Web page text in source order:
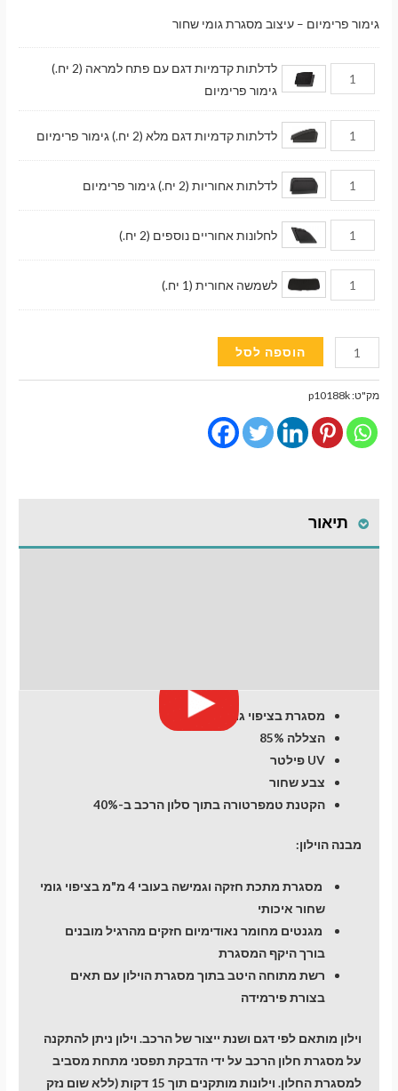
גימור פרימיום – עיצוב מסגרת גומי שחור
לדלתות קדמיות דגם עם פתח למראה (2 יח.)
גימור פרימיום
לדלתות קדמיות דגם מלא (2 יח.) גימור פרימיום
לדלתות אחוריות (2 יח.) גימור פרימיום
לחלונות אחוריים נוספים (2 יח.)
לשמשה אחורית (1 יח.)
כמות
של
וילונות
השחרה
מגנטיים
Land
Rover
הוספה לסל
מק"ט:p10188k
תיאור
מסגרת בציפוי גומי
הצללה 85%
UV פילטר
צבע שחור
הקטנת טמפרטורה בתוך סלון הרכב ב-40%
מבנה הוילון:
מסגרת מתכת חזקה וגמישה בעובי 4 מ"מ בציפוי גומי
שחור איכותי
מגנטים מחומר נאודימיום חזקים מהרגיל מובנים
בורך היקף המסגרת
רשת מתוחה היטב בתוך מסגרת הוילון עם תאים
בצורת פירמידה
וילון מותאם לפי דגם ושנת ייצור של הרכב. וילון ניתן להתקנה
על מסגרת חלון הרכב על ידי הדבקת תפסני מתחת מסביב
למסגרת החלון. וילונות מותקנים תוך 15 דקות (ללא שום נזק
תשלום